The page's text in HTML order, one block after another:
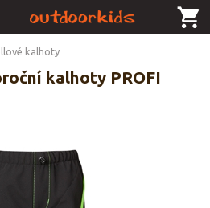
kalhoty
kalhoty PROFI